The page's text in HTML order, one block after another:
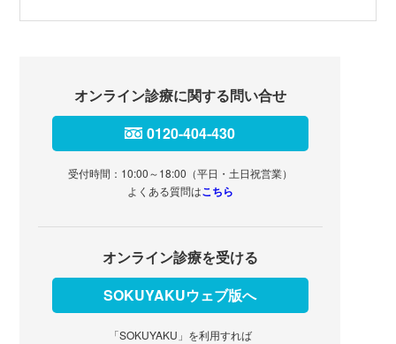
オンライン診療に関する問い合せ
0120-404-430
受付時間：10:00～18:00（平日・土日祝営業）
よくある質問はこちら
オンライン診療を受ける
SOKUYAKUウェブ版へ
「SOKUYAKU」を利用すれば